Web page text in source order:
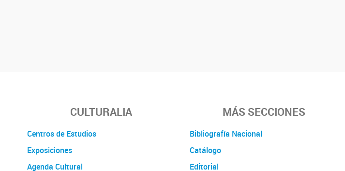
CULTURALIA
Centros de Estudios
Exposiciones
Agenda Cultural
MÁS SECCIONES
Bibliografía Nacional
Catálogo
Editorial